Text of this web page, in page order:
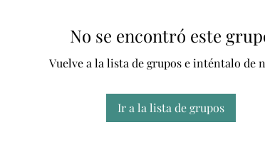
No se encontró este
Vuelve a la lista de grupos e inténtalo de
Ir a la lista de grupos